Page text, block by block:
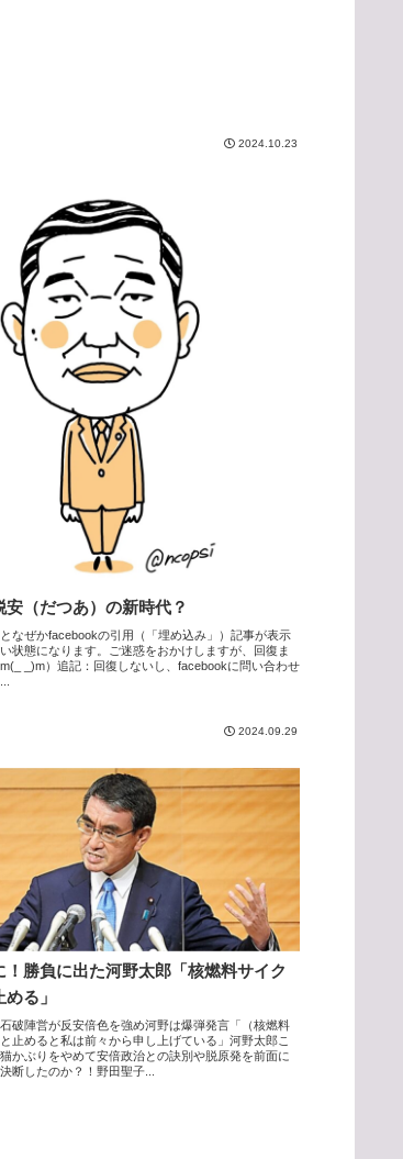
2024.10.23
（だつあ）の新時代？
となぜかfacebookの引用（「埋め込み」）記事が表示
状態になります。ご迷惑をおかけしますが、回復ま
_)m）追記：回復しないし、facebookに問い合わせ
2024.09.29
！勝負に出た河野太郎「核燃料サイク
る」
破陣営が反安倍色を強め河野は爆弾発言「（核燃料
止めると私は前々から申し上げている」河野太郎こ
かぶりをやめて安倍政治との訣別や脱原発を前面に
断したのか？！野田聖子...